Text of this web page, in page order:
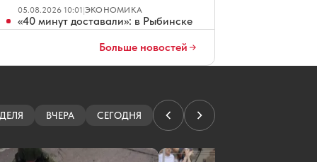
05.08.2026 10:01|ЭКОНОМИКА
«40 минут доставали»: в Рыбинске
парень сломал ногу на территории
05.08.2026 09:33|ПРОИСШЕСТВИЯ
05.08.2026 09:31 ХОККЕЙ
Ярославцы ищут виновного в ДТП с
проспекте
Больше новостей
ВЧЕРА СЕГОДНЯ